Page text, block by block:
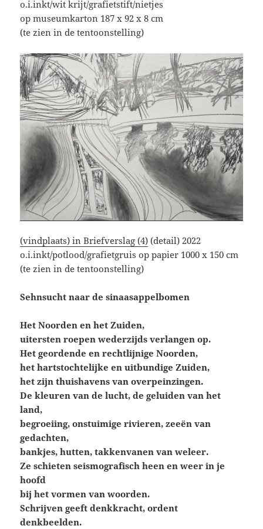
o.i.inkt/wit krijt/grafietstift/nietjes
op museumkarton 187 x 92 x 8 cm
(te zien in de tentoonstelling)
(vindplaats) in Briefverslag (4) (detail) 2022
o.i.inkt/potlood/grafietgruis op papier 1000 x 150 cm
(te zien in de tentoonstelling)
Sehnsucht naar de sinaasappelbomen
Het Noorden en het Zuiden,
uitersten roepen wederzijds verlangen op.
Het geordende en rechtlijnige Noorden,
het hartstochtelijke en uitbundige Zuiden,
het zijn thuishavens van overpeinzingen.
De kleuren van de lucht, de geluiden van het
land,
begroeiing, onstuimige rivieren, zeeën van
gedachten,
bankjes, hutten, takkenvanen van weleer.
Ze schieten seismografisch heen en weer in je
hoofd
bij het vormen van woorden.
Schrijven geeft denkkracht, ordent
denkbeelden.